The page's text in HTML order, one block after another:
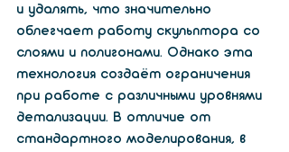
и удалять, что значительно
облегчает работу скульптора со
слоями и полигонами. Однако эта
технология создаёт ограничения
при работе с различными уровнями
детализации. В отличие от
стандартного моделирования, в